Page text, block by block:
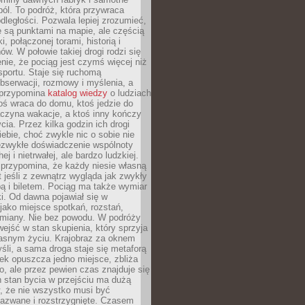
To podróż, która przywraca
Pozwala lepiej zrozumieć,
są punktami na mapie, ale częścią
połączonej torami, historią i
W połowie takiej drogi rodzi się
że pociąg jest czymś więcej niż
Staje się ruchomą
rozmowy i myślenia, a
katalog wiedzy o ludziach
wraca do domu, ktoś jedzie do
wakacje, a ktoś inny kończy
Przez kilka godzin ich drogi
choć zwykle nic o sobie nie
doświadczenie wspólnoty
i nietrwałej, ale bardzo ludzkiej.
że każdy niesie własną
jeśli z zewnątrz wygląda jak zwykły
i biletem. Pociąg ma także wymiar
Od dawna pojawiał się w
miejsce spotkań, rozstań,
Nie bez powodu. W podróży
w stan skupienia, który sprzyja
życiu. Krajobraz za oknem
a sama droga staje się metaforą
opuszcza jedno miejsce, zbliża
ale przez pewien czas znajduje się
stan bycia w przejściu ma dużą
że nie wszystko musi być
i rozstrzygnięte. Czasem